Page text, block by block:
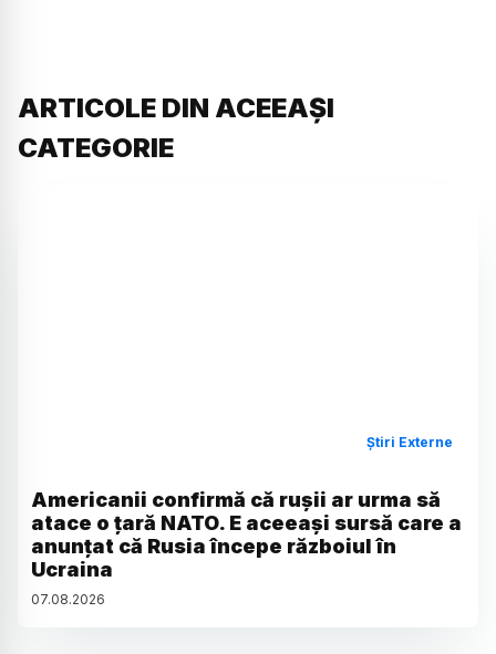
ARTICOLE DIN ACEEAȘI
CATEGORIE
Știri Externe
Americanii confirmă că rușii ar urma să
atace o țară NATO. E aceeași sursă care a
anunțat că Rusia începe războiul în
Ucraina
07.08.2026